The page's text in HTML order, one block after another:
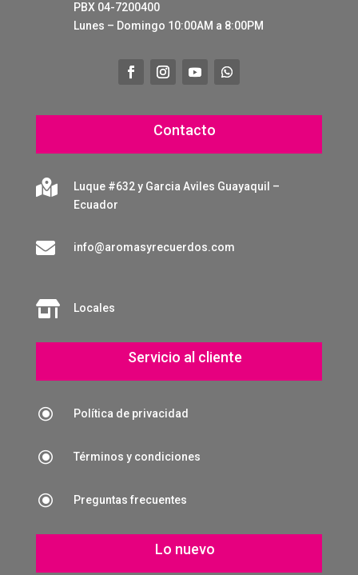
PBX 04-7200400
Lunes – Domingo 10:00AM a 8:00PM
Contacto

Luque #632 y Garcia Aviles Guayaquil –
Ecuador
 info@aromasyrecuerdos.com
 Locales
Servicio al cliente
\ Política de privacidad
\ Términos y condiciones
\ Preguntas frecuentes
Lo nuevo